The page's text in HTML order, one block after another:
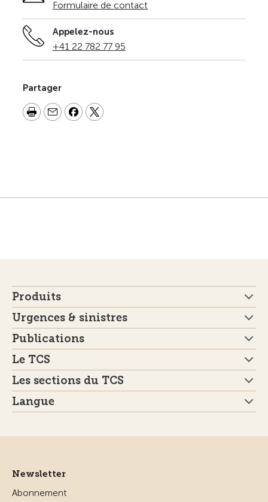
Formulaire de contact
Appelez-nous
+41 22 782 77 95
Partager
Produits
Urgences & sinistres
Publications
Le TCS
Les sections du TCS
Langue
Newsletter
Abonnement